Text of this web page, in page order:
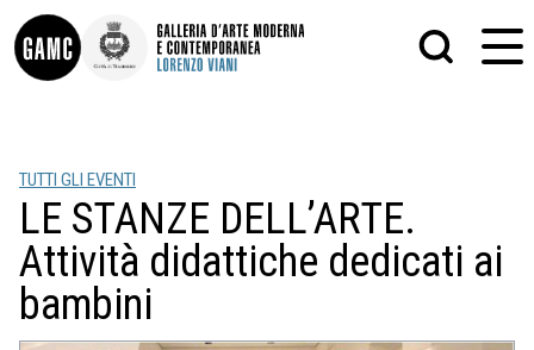
INFO
CONTATTI
DIDATTICA
SHOP
LE COLLEZIONI
GLI AUTORI
LORENZO VIANI
PITTURA
SCULTURA
STAMPA
ALTRO
TUTTI GLI EVENTI
LE STANZE DELL’ARTE.
Attività didattiche dedicati ai
bambini